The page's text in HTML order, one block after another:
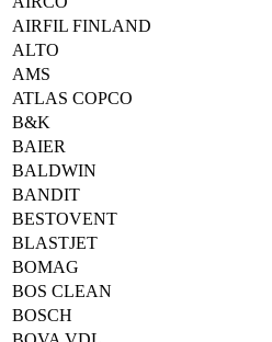
AIRFIL FINLAND
ALTO
AMS
ATLAS COPCO
B&K
BAIER
BALDWIN
BANDIT
BESTOVENT
BLASTJET
BOMAG
BOS CLEAN
BOSCH